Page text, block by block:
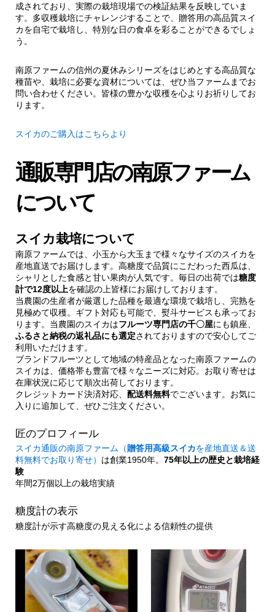
成されており、実際の栽培現場での検証結果を反映していま
す。多収穫栽培にチャレンジすることで、贈答用の高品質スイ
カを自宅で栽培し、特別な日の食卓を彩ることができるでしょ
う。
南原ファームの信州の夏休みシリーズをはじめとする高品質な
種苗や、栽培に必要な資材については、ぜひ当ファームまでお
問い合わせください。皆様の豊かな収穫を心よりお祈りしてお
ります。
スイカのご購入はこちらより
通販専門店の南原ファーム
について
スイカ栽培について
南原ファームでは、小玉から大玉まで様々なサイズのスイカを
産地直送でお届けします。高糖度で品質にこだわった西瓜は、
シャリとした食感と甘い果肉が人気です。毎日の出荷では糖度
計で12度以上を確認の上皆様にお届けしております。
当農園の生産者が厳選した品種を最適な環境で栽培し、完熟を
見極めて収穫。ギフト対応も可能で、熨斗サービスも承ってお
ります。当農園のスイカはフルーツ専門店の千〇屋にも鎮座、
ふるさと納税の返礼品にも選定されておりますので安心してご
利用いただけます。
ブランドフルーツとして地域の特産品となった南原ファームの
スイカは、価格帯も豊富で様々なニーズに対応。お取り寄せは
在庫状況に応じて順次出荷しております。
クレジットカード決済対応、 配送料無料でございます。お気に
入りに追加して、ぜひご注文ください。
匠のプロフィール
スイカ通販の南原ファーム（贈答用高級スイカを産地直送＆送
料無料でお取り寄せ） は創業1950年。 75年以上の歴史と栽培経
験
年間2万個以上の栽培実績
糖度計の表示
糖度計が示す高糖度の見える化による信頼性の提供